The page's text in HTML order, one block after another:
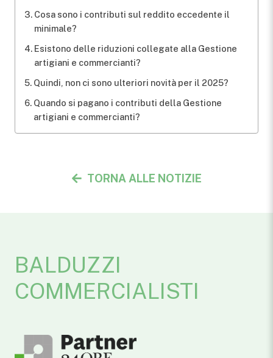
Cosa sono i contributi sul reddito eccedente il
minimale?
Esistono delle riduzioni collegate alla Gestione
artigiani e commercianti?
Quindi, non ci sono ulteriori novità per il 2025?
Quando si pagano i contributi della Gestione
artigiani e commercianti?
TORNA ALLE NOTIZIE
BALDUZZI
COMMERCIALISTI